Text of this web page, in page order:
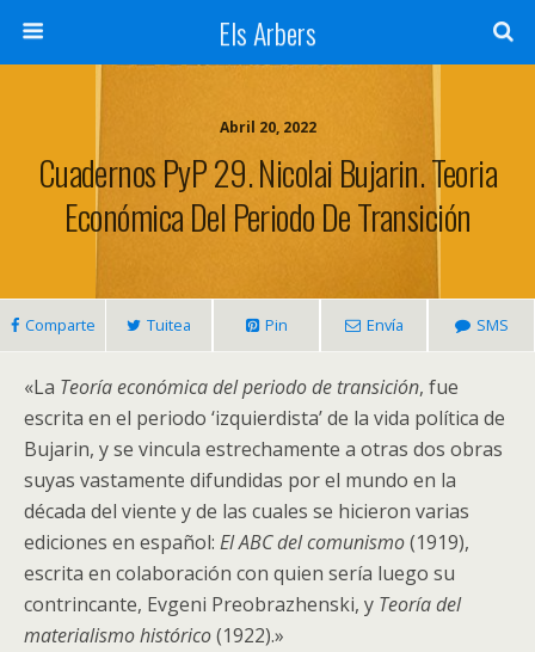
Els Arbers
Abril 20, 2022
Cuadernos PyP 29. Nicolai Bujarin. Teoria
Económica Del Periodo De Transición
Comparte Tuitea Pin Envía SMS
«La Teoría económica del periodo de transición, fue
escrita en el periodo ‘izquierdista’ de la vida política de
Bujarin, y se vincula estrechamente a otras dos obras
suyas vastamente difundidas por el mundo en la
década del viente y de las cuales se hicieron varias
ediciones en español: El ABC del comunismo(1919),
escrita en colaboración con quien sería luego su
contrincante, Evgeni Preobrazhenski, y Teoría del
materialismo histórico(1922).»